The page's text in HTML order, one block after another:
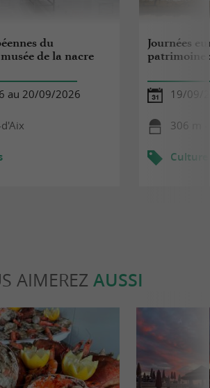
du
de la nacre
au 20/09/2026
Journées
patrimoine
19/09/
306 m
Culture
AIMEREZ AUSSI